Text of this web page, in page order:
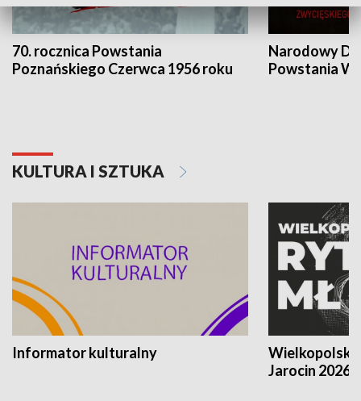
70. rocznica Powstania
Poznańskiego Czerwca 1956 roku
Narodowy
Powstania
KULTURA I SZTUKA
Informator kulturalny
Jarocin 2026